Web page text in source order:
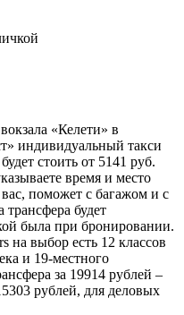
«Келети» в
индивидуальный такси
стоить от 5141 руб.
время и место
вас, поможет с багажом и с
будет
была при бронировании.
на выбор есть 12 классов
и 19-местного
за 19914 рублей –
рублей, для деловых